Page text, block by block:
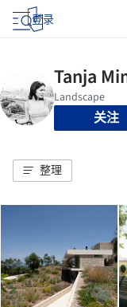
登录
关注
整理